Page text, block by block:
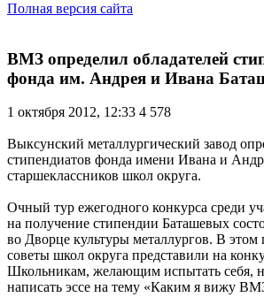
Полная версия сайта
ВМЗ определил обладателей
фонда им. Андрея и Ивана
1 октября 2012, 12:33 4 578
Выксунский металлургический завод
стипендиатов фонда имени Ивана и
старшеклассников школ округа.
Очный тур ежегодного конкурса среди
на получение стипендии Баташевых
во Дворце культуры металлургов. В этом
советы школ округа представили на
Школьникам, желающим испытать себя,
написать эссе на тему «Каким я вижу